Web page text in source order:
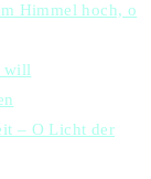
Himmel hoch, o
will
– O Licht der